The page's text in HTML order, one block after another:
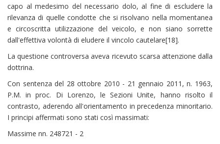
capo al medesimo del necessario dolo, al fine di escludere la
rilevanza di quelle condotte che si risolvano nella momentanea
e circoscritta utilizzazione del veicolo, e non siano sorrette
dall'effettiva volontà di eludere il vincolo cautelare[18].
La questione controversa aveva ricevuto scarsa attenzione dalla
dottrina.
Con sentenza del 28 ottobre 2010 - 21 gennaio 2011, n. 1963,
P.M. in proc. Di Lorenzo, le Sezioni Unite, hanno risolto il
contrasto, aderendo all'orientamento in precedenza minoritario.
I principi affermati sono stati così massimati:
Massime nn. 248721 - 2